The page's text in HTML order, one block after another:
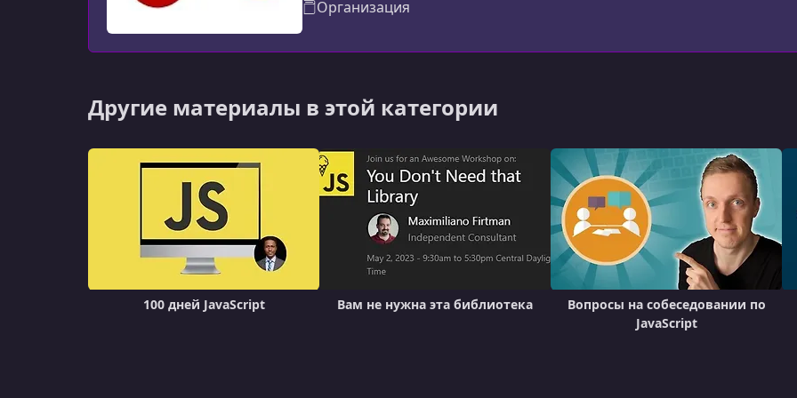
Организация
Другие материалы в этой категории
100 дней JavaScript Вам не нужна эта библиотека
Вопросы на собеседовании по
JavaScript